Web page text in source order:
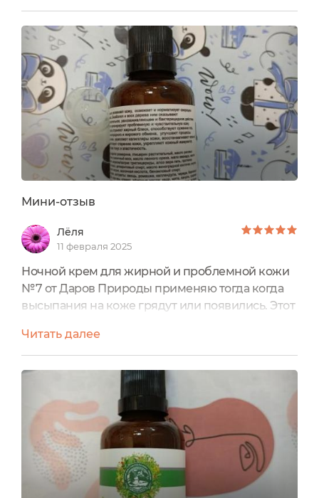
натуральным составом и несомненным
фаворитом для меня, вот уже несколько лет,
является косметика российского бренда "Дары
природы". В основе средств от бренда "Дары
природы" исключительно натуральные
компоненты,...
Мини-отзыв
Лёля
11 февраля 2025
Ночной крем для жирной и проблемной кожи
№7 от Даров Природы применяю тогда когда
высыпания на коже грядут или появились. Этот
проблемной №8 от Даров Природы прекрасно
сочетаются друг с другом в течение дня и
помогают коже противостоять прыщам, угрям,
последствия после них выравнивают. Ночной
приятен тем, что не жирный, поры дышат,
утром кожа в прекрасном...
Читать далее